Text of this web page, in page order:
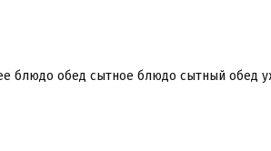
блюдо обед сытное блюдо сытный обед